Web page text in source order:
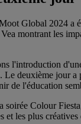
Global 2024 a
montrant les
l'introduction
Le deuxième jour
de l'éducation
soirée Colour
et les plus